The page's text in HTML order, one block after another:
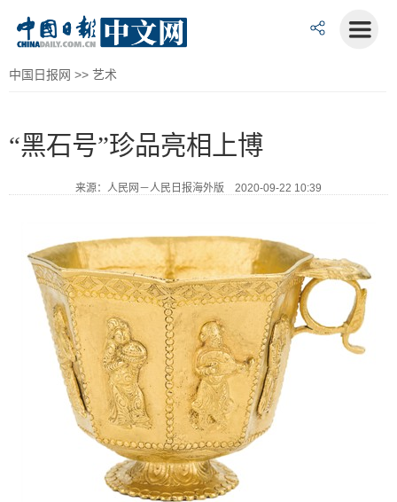
中国日报网 >> 艺术
“黑石号”珍品亮相上博
来源：人民网－人民日报海外版 2020-09-22 10:39